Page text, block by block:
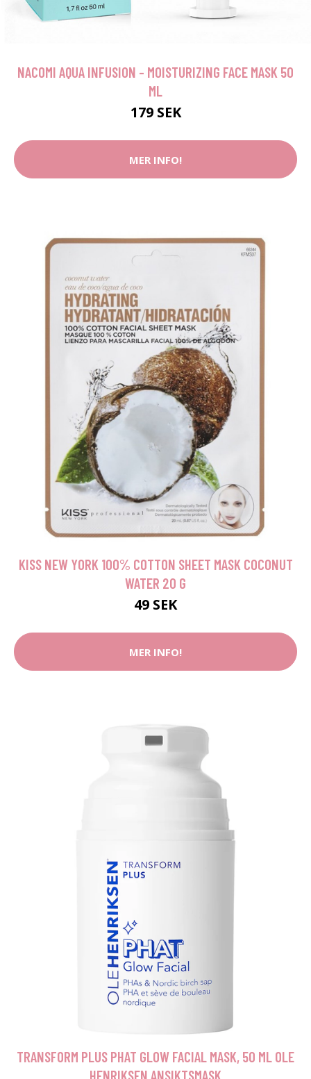
NACOMI AQUA INFUSION - MOISTURIZING FACE MASK 50
ML
179 SEK
MER INFO!
KISS NEW YORK 100% COTTON SHEET MASK COCONUT
WATER 20 G
49 SEK
MER INFO!
TRANSFORM PLUS PHAT GLOW FACIAL MASK, 50 ML OLE
HENRIKSEN ANSIKTSMASK